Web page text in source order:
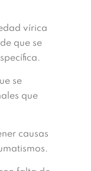
vírica
que se
se
que
causas